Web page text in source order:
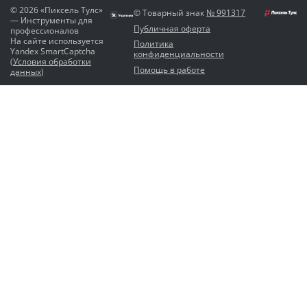
© 2026 «Пиксель Тулс»
— Инструменты для
профессионалов
На сайте используется
Yandex SmartCaptcha
(Условия обработки
данных)
© Товарный знак № 991317
Публичная оферта
Политика
конфиденциальности
Помощь в работе